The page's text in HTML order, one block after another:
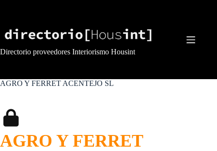
Directorio proveedores Interiorismo Housint
AGRO Y FERRET ACENTEJO SL
AGRO Y FERRET